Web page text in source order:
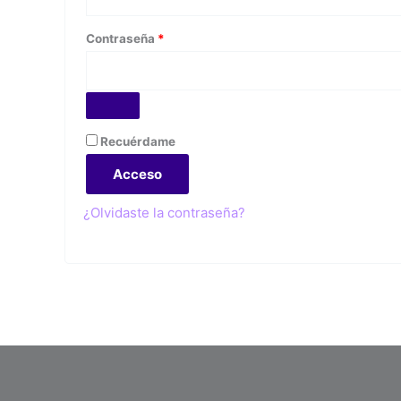
Contraseña *
Recuérdame
Acceso
¿Olvidaste la contraseña?